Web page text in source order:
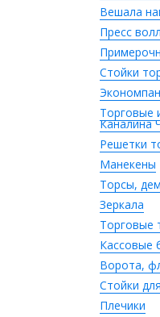
Вешала
Пресс волл
Стойки
Торговые
Каналина
Решетки
Манекены
Торсы,
Зеркала
Торговые
Кассовые
Ворота,
Стойки
Плечики